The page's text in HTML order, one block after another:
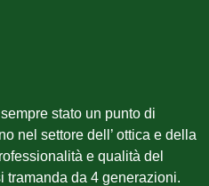
stato un punto di
nel settore dell’ ottica e della
e qualità del
tramanda da 4 generazioni.